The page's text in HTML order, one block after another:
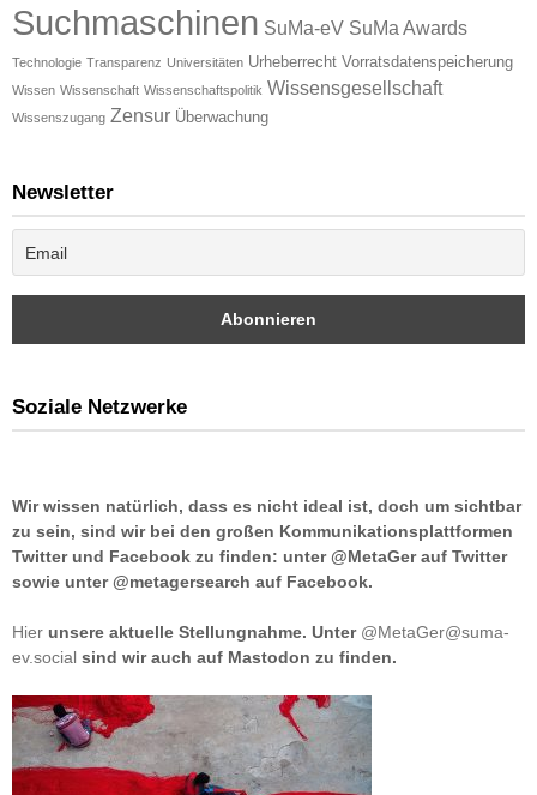
Suchmaschinen SuMa-eV SuMa Awards
Technologie Transparenz Universitäten Urheberrecht Vorratsdatenspeicherung
Wissen Wissenschaft Wissenschaftspolitik Wissensgesellschaft
Wissenszugang Zensur Überwachung
Newsletter
Soziale Netzwerke
Wir wissen natürlich, dass es nicht ideal ist, doch um sichtbar
zu sein, sind wir bei den großen Kommunikationsplattformen
Twitter und Facebook zu finden: unter @MetaGer auf Twitter
sowie unter @metagersearch auf Facebook.
Hier unsere aktuelle Stellungnahme. Unter @MetaGer@suma-
ev.social sind wir auch auf Mastodon zu finden.